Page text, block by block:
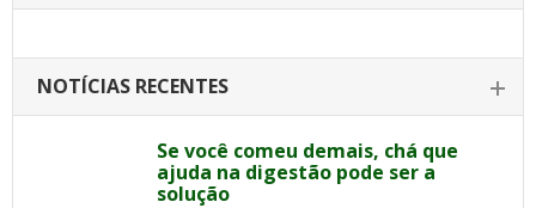
NOTÍCIAS RECENTES
Se você comeu demais, chá que
ajuda na digestão pode ser a
solução